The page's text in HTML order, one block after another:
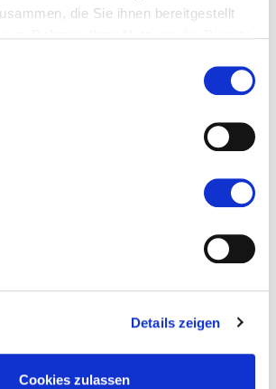
die Sie ihnen bereitgestellt
Details zeigen
Cookies zulassen